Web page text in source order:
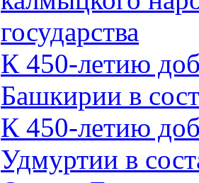
государства
К 450-летию
Башкирии в
К 450-летию
Удмуртии в